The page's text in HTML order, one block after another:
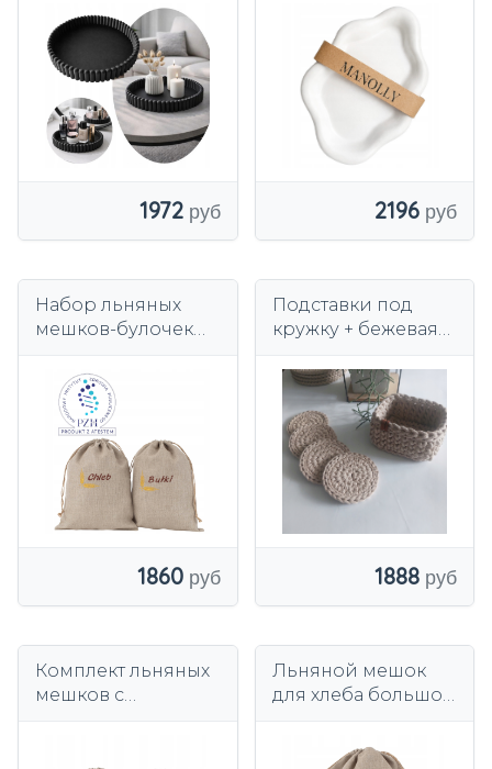
ПОДНОС 24 СМ
ОРГАНАЙЗЕР ДЛЯ
СВЕЧЕЙ
КОСМЕТИКИ
ЧЕРНЫЙ
1972
подставка, ручная
работа.
2196
Набор льняных
мешков-булочек
РАБОТА
1860
Подставки под
кружку + бежевая
1888
Комплект льняных
мешков с
Льняной мешок
для хлеба большой
премиум-класса